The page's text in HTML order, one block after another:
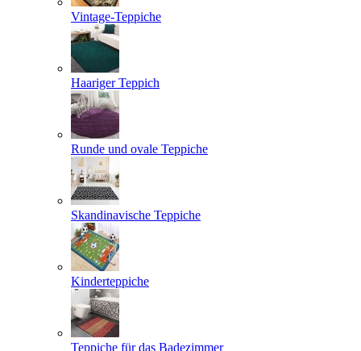
Vintage-Teppiche
Haariger Teppich
Runde und ovale Teppiche
Skandinavische Teppiche
Kinderteppiche
Teppiche für das Badezimmer